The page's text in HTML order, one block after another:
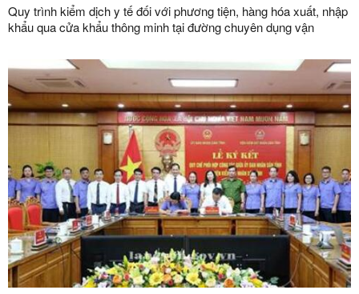
Quy trình kiểm dịch y tế đối với phương tiện, hàng hóa xuất, nhập
khẩu qua cửa khẩu thông minh tại đường chuyên dụng vận
dụng vận chuyển hàng hoá khu vực mốc 1088/2-1089 thuộc cặp
cửa khẩu quốc tế Hữu Nghị (Việt Nam) - Hữu Nghị Quan (Trung
Quốc)